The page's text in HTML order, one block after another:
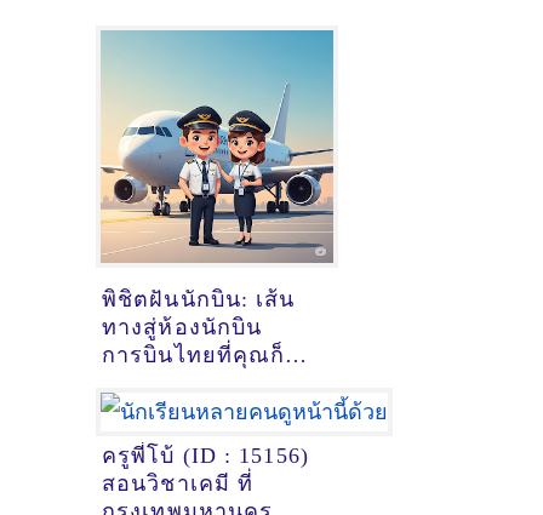
พิชิตฝันนักบิน: เส้น
ทางสู่ห้องนักบิน
การบินไทยที่คุณก็
ครูพี่โบ้ (ID : 15156)
สอนวิชาเคมี ที่